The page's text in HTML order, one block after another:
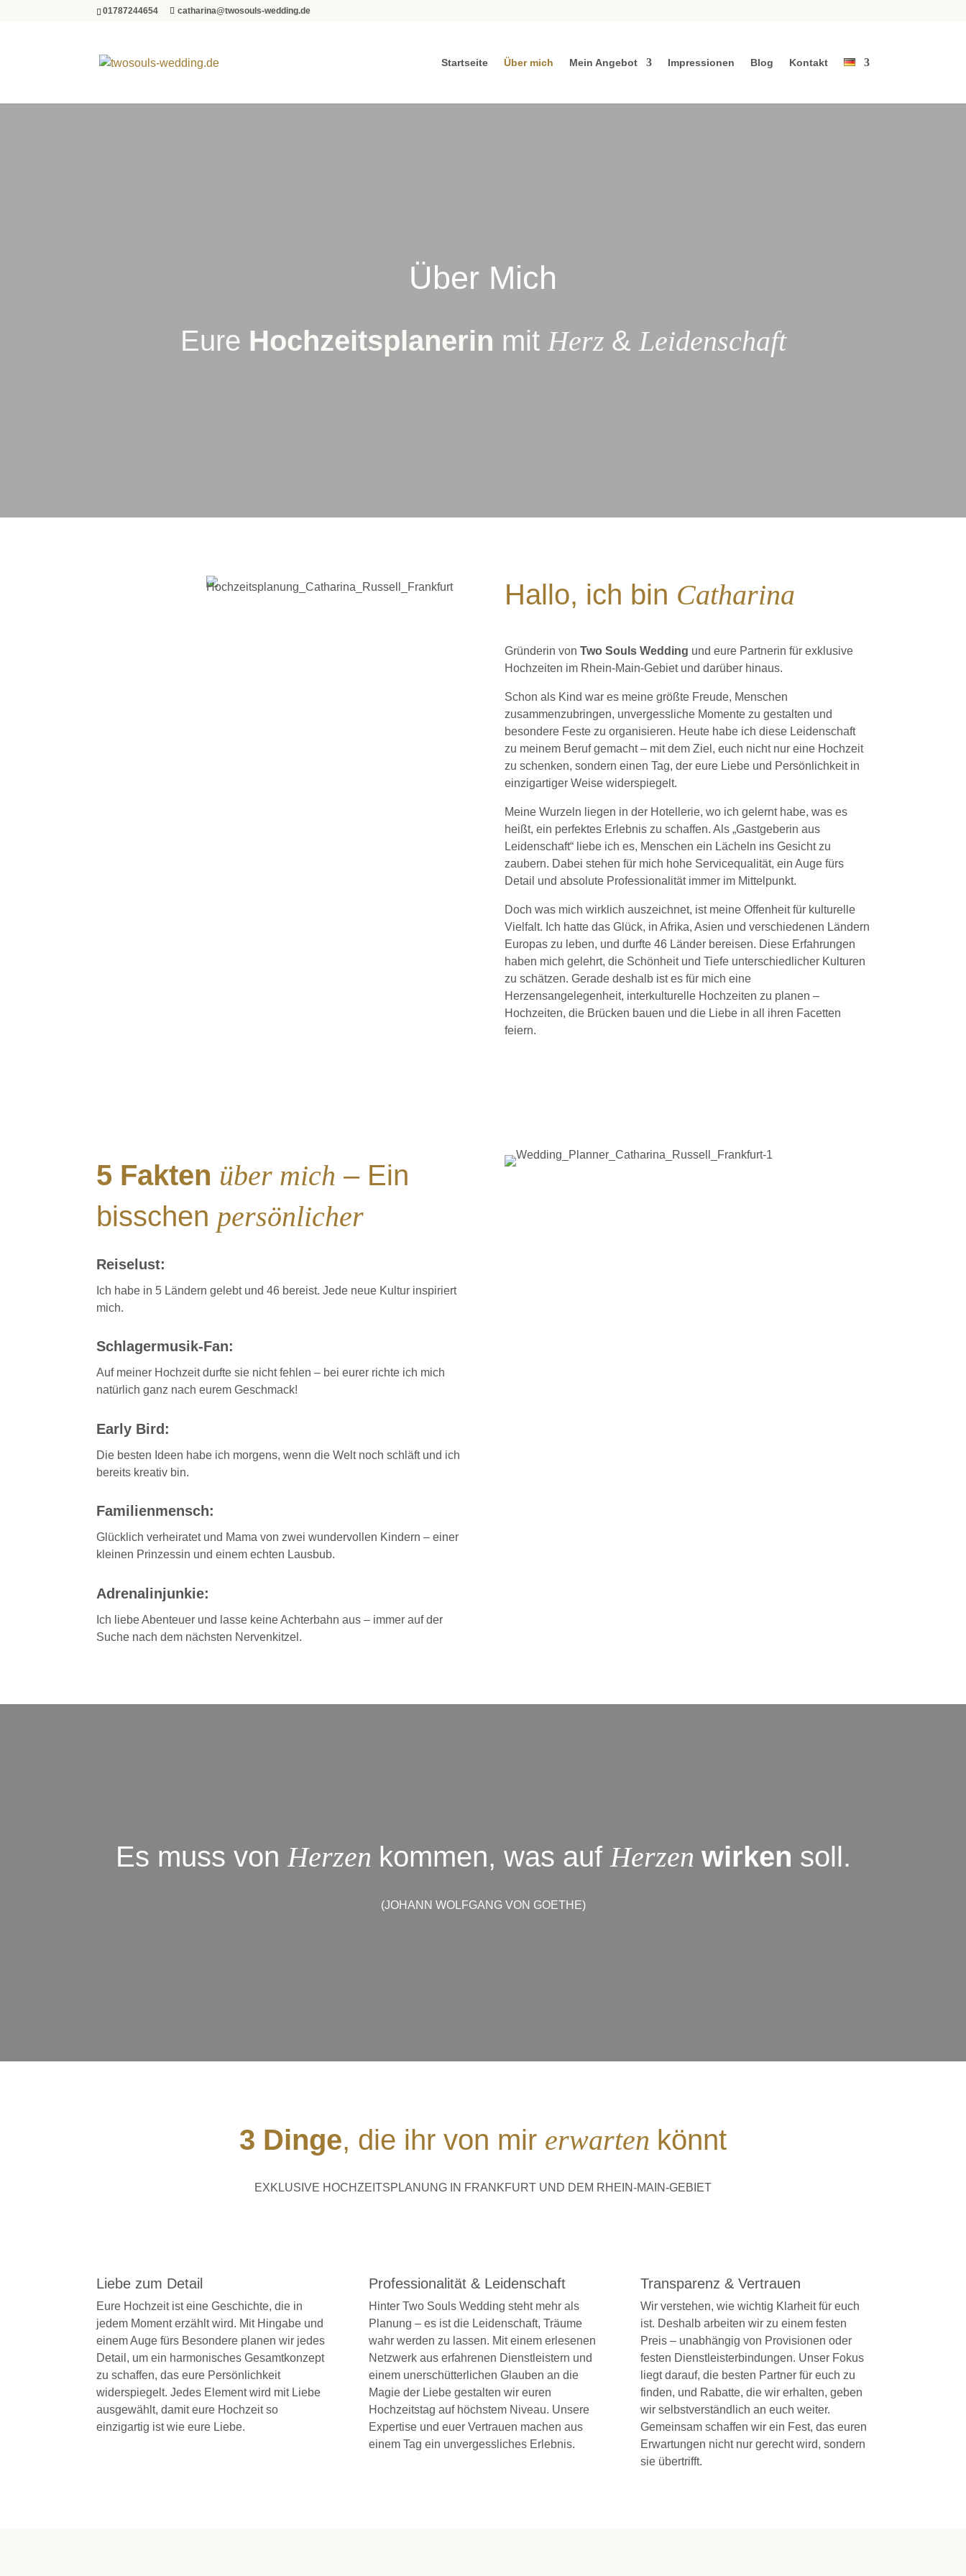
01787244654 catharina@twosouls-wedding.de
Startseite Über mich Mein Angebot Impressionen Blog Kontakt
Über Mich
Eure Hochzeits­­planerin mit Herz & Leidenschaft
Hallo, ich bin Catharina
Gründerin von Two Souls Wedding und eure Partnerin für exklusive
Hochzeiten im Rhein-Main-Gebiet und darüber hinaus.
Schon als Kind war es meine größte Freude, Menschen
zusammenzubringen, unvergessliche Momente zu gestalten und
besondere Feste zu organisieren. Heute habe ich diese Leidenschaft
zu meinem Beruf gemacht – mit dem Ziel, euch nicht nur eine Hochzeit
zu schenken, sondern einen Tag, der eure Liebe und Persönlichkeit in
einzigartiger Weise widerspiegelt.
Meine Wurzeln liegen in der Hotellerie, wo ich gelernt habe, was es
heißt, ein perfektes Erlebnis zu schaffen. Als „Gastgeberin aus
Leidenschaft“ liebe ich es, Menschen ein Lächeln ins Gesicht zu
zaubern. Dabei stehen für mich hohe Servicequalität, ein Auge fürs
Detail und absolute Professionalität immer im Mittelpunkt.
Doch was mich wirklich auszeichnet, ist meine Offenheit für kulturelle
Vielfalt. Ich hatte das Glück, in Afrika, Asien und verschiedenen Ländern
Europas zu leben, und durfte 46 Länder bereisen. Diese Erfahrungen
haben mich gelehrt, die Schönheit und Tiefe unterschiedlicher Kulturen
zu schätzen. Gerade deshalb ist es für mich eine
Herzensangelegenheit, interkulturelle Hochzeiten zu planen –
Hochzeiten, die Brücken bauen und die Liebe in all ihren Facetten
feiern.
5 Fakten über mich – Ein
bisschen persönlicher
Reiselust:
Ich habe in 5 Ländern gelebt und 46 bereist. Jede neue Kultur inspiriert
mich.
Schlagermusik-Fan:
Auf meiner Hochzeit durfte sie nicht fehlen – bei eurer richte ich mich
natürlich ganz nach eurem Geschmack!
Early Bird:
Die besten Ideen habe ich morgens, wenn die Welt noch schläft und ich
bereits kreativ bin.
Familienmensch:
Glücklich verheiratet und Mama von zwei wundervollen Kindern – einer
kleinen Prinzessin und einem echten Lausbub.
Adrenalinjunkie:
Ich liebe Abenteuer und lasse keine Achterbahn aus – immer auf der
Suche nach dem nächsten Nervenkitzel.
Es muss von Herzen kommen, was auf Herzen wirken soll.
(JOHANN WOLFGANG VON GOETHE)
3 Dinge, die ihr von mir erwarten könnt
EXKLUSIVE HOCHZEITSPLANUNG IN FRANKFURT UND DEM RHEIN-MAIN-GEBIET
Liebe zum Detail
Eure Hochzeit ist eine Geschichte, die in
jedem Moment erzählt wird. Mit Hingabe und
einem Auge fürs Besondere planen wir jedes
Detail, um ein harmonisches Gesamtkonzept
zu schaffen, das eure Persönlichkeit
widerspiegelt. Jedes Element wird mit Liebe
ausgewählt, damit eure Hochzeit so
einzigartig ist wie eure Liebe.
Professionalität & Leidenschaft
Hinter Two Souls Wedding steht mehr als
Planung – es ist die Leidenschaft, Träume
wahr werden zu lassen. Mit einem erlesenen
Netzwerk aus erfahrenen Dienstleistern und
einem unerschütterlichen Glauben an die
Magie der Liebe gestalten wir euren
Hochzeitstag auf höchstem Niveau. Unsere
Expertise und euer Vertrauen machen aus
einem Tag ein unvergessliches Erlebnis.
Transparenz & Vertrauen
Wir verstehen, wie wichtig Klarheit für euch
ist. Deshalb arbeiten wir zu einem festen
Preis – unabhängig von Provisionen oder
festen Dienstleisterbindungen. Unser Fokus
liegt darauf, die besten Partner für euch zu
finden, und Rabatte, die wir erhalten, geben
wir selbstverständlich an euch weiter.
Gemeinsam schaffen wir ein Fest, das euren
Erwartungen nicht nur gerecht wird, sondern
sie übertrifft.